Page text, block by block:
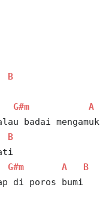
B
G#m A
badai mengamuk
B
G#m A
B
di poros bumi